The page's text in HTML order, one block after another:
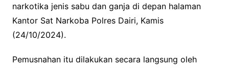
b
o
o
k
t
e
r
s
A
p
L
i
k
narkotika jenis sabu dan ganja di depan halaman
Kantor Sat Narkoba Polres Dairi, Kamis
(24/10/2024).
Pemusnahan itu dilakukan secara langsung oleh